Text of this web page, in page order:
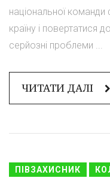
національної
країну і повертатися
серйозні проблеми ...
ЧИТАТИ ДАЛІ
ПІВЗАХИСНИК